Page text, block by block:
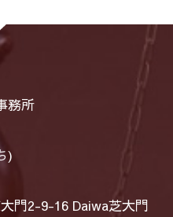
務所
)
門2-9-16 Daiwa芝大門